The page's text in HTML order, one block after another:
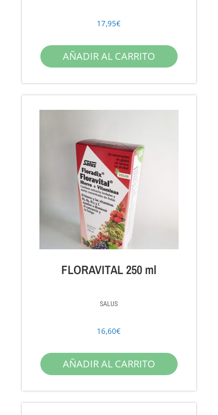
17,95€
AÑADIR AL CARRITO
FLORAVITAL 250 ml
SALUS
16,60€
AÑADIR AL CARRITO